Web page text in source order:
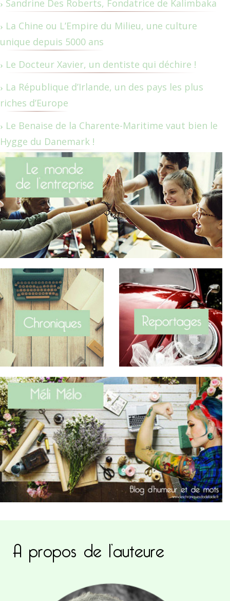
Sandrine Des Roberts, Fondatrice de Kalimbaka
La Chine ou L’Empire du Milieu, une culture
unique depuis 5000 ans
Le Docteur Xavier, un dentiste qui déchire !
La République d’Irlande, un des pays les plus
riches d’Europe
Le Benaise de la Charente-Maritime vaut bien le
Hygge du Danemark !
A propos de l’auteure